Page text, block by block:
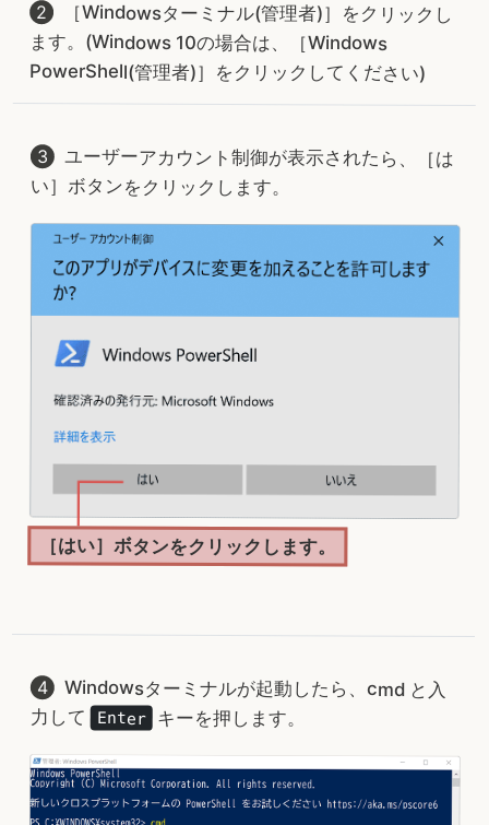
［Windowsターミナル(管理者)］をクリックし
ます。(Windows 10の場合は、［Windows
PowerShell(管理者)］をクリックしてください)
ユーザーアカウント制御が表示されたら、［は
い］ボタンをクリックします。
［はい］ボタンをクリックします。
Windowsターミナルが起動したら、cmd と入
力して Enter キーを押します。